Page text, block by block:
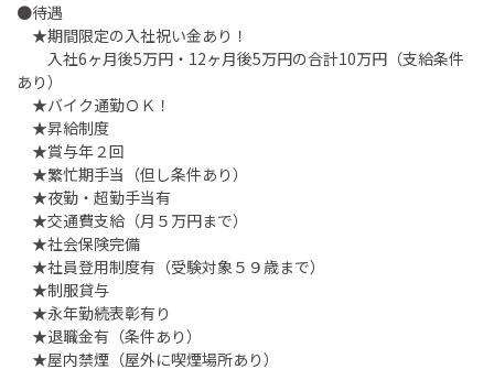
●待遇
★期間限定の入社祝い金あり！
入社6ヶ月後5万円・12ヶ月後5万円の合計10万円（支給条件
あり）
★バイク通勤ＯＫ！
★昇給制度
★賞与年２回
★繁忙期手当（但し条件あり）
★夜勤・超勤手当有
★交通費支給（月５万円まで）
★社会保険完備
★社員登用制度有（受験対象５９歳まで）
★制服貸与
★永年勤続表彰有り
★退職金有（条件あり）
★屋内禁煙（屋外に喫煙場所あり）